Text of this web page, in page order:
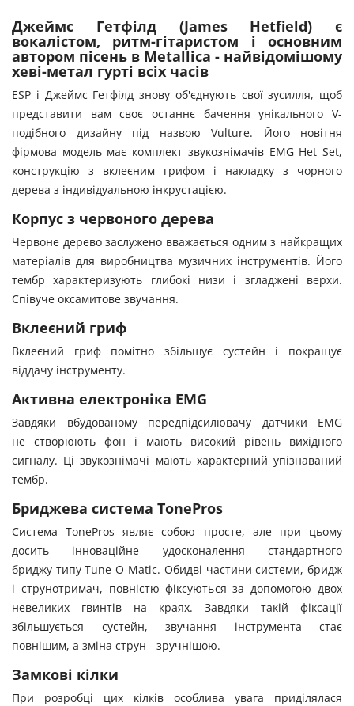
Джеймс Гетфілд (James Hetfield) є
вокалістом, ритм-гітаристом і основним
автором пісень в Metallica - найвідомішому
хеві-метал гурті всіх часів
ESP і Джеймс Гетфілд знову об'єднують свої зусилля, щоб
представити вам своє останнє бачення унікального V-
подібного дизайну під назвою Vulture. Його новітня
фірмова модель має комплект звукознімачів EMG Het Set,
конструкцію з вклеєним грифом і накладку з чорного
дерева з індивідуальною інкрустацією.
Корпус з червоного дерева
Червоне дерево заслужено вважається одним з найкращих
матеріалів для виробництва музичних інструментів. Його
тембр характеризують глибокі низи і згладжені верхи.
Співуче оксамитове звучання.
Вклеєний гриф
Вклеєний гриф помітно збільшує сустейн і покращує
віддачу інструменту.
Активна електроніка EMG
Завдяки вбудованому передпідсилювачу датчики EMG
не створюють фон і мають високий рівень вихідного
сигналу. Ці звукознімачі мають характерний упізнаваний
тембр.
Бриджева система TonePros
Система TonePros являє собою просте, але при цьому
досить інноваційне удосконалення стандартного
бриджу типу Tune-O-Matic. Обидві частини системи, бридж
і струнотримач, повністю фіксуються за допомогою двох
невеликих гвинтів на краях. Завдяки такій фіксації
збільшується сустейн, звучання інструмента стає
повнішим, а зміна струн - зручнішою.
Замкові кілки
При розробці цих кілків особлива увага приділялася